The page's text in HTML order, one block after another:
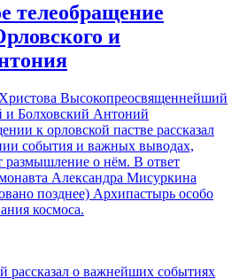
телеобращение
и
Высокопреосвященнейший
и Болховский Антоний
к орловской пастве рассказал
события и важных выводах,
размышление о нём. В ответ
Александра Мисуркина
позднее) Архипастырь особо
космоса.